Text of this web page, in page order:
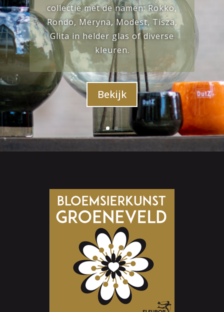
collectie met de namen: Rokko,
Rondo, Meryna, Modest, Tisza,
Glita in helder glas of diverse
kleuren.
Bekijk